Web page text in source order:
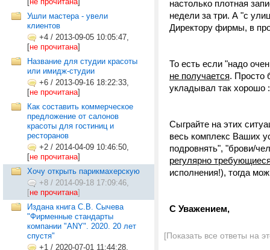
Ушли мастера - увели
клиентов
+4 / 2013-09-05 10:05:47,
[не прочитана]
Название для студии красоты
или имидж-студии
+6 / 2013-09-16 18:22:33,
[не прочитана]
Как составить коммерческое
предложение от салонов
красоты для гостиниц и
ресторанов
+2 / 2014-04-09 10:46:50,
[не прочитана]
Хочу открыть парикмахерскую
+8 / 2014-09-18 17:09:46,
[не прочитана]
Издана книга С.В. Сычева
"Фирменные стандарты
компании "ANY". 2020. 20 лет
спустя"
+1 / 2020-07-01 11:44:28,
настолько плотная
недели за три. А "с
Директору фирмы, в
То есть если "надо
не получается. Просто
укладывал так хорошо
Сыграйте на этих
весь комплекс Ваших
подровнять", "брови/
регулярно
исполнения!), тогда
С Уважением,
[Показать все ответы на